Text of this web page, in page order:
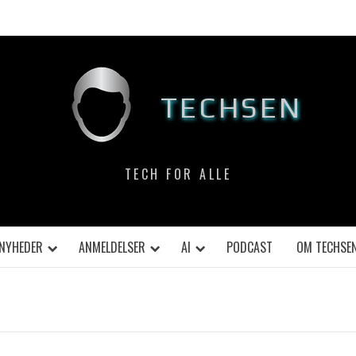
TECHSEN
TECH FOR ALLE
NYHEDER ANMELDELSER AI PODCAST OM